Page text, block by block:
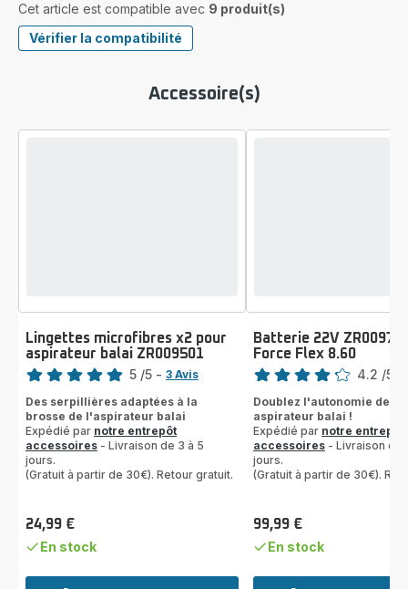
Cet article est compatible avec 9 produit(s)
Vérifier la compatibilité
Accessoire(s)
Lingettes microfibres x2 pour
aspirateur balai ZR009501
Note
5
étoiles
(moyenne)
5 /5 - 3 Avis
Des serpillières adaptées à la
brosse de l'aspirateur balai
Expédié par notre entrepôt
accessoires - Livraison de 3 à 5
jours.
(Gratuit à partir de 30€). Retour gratuit.
Prix
24,99 €
En stock
Batterie 22V
Force Flex 8.60
Note
4.2 /5
Doublez l'autonomie de
aspirateur balai !
Expédié par notre entrepôt
accessoires - Livraison de
jours.
(Gratuit à partir de 30€).
Prix
99,99 €
En stock